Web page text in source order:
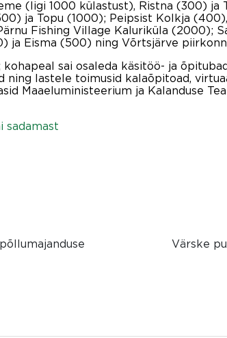
(ligi 1000 külastust), Ristna (300) ja
ja Topu (1000); Peipsist Kolkja
Fishing Village Kaluriküla (2000);
ja Eisma (500) ning Võrtsjärve
sai osaleda käsitöö- ja
ning lastele toimusid kalaõpitoad,
Maaeluministeerium ja Kalanduse
sadamast
Värske